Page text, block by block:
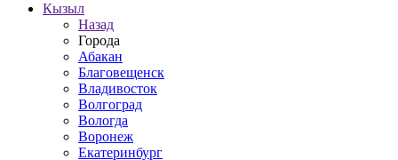
Кызыл
Назад
Города
Абакан
Благовещенск
Владивосток
Волгоград
Вологда
Воронеж
Екатеринбург